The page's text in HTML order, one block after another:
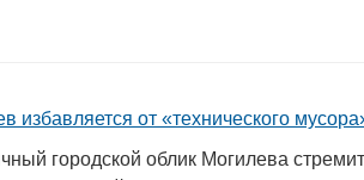
избавляется от «технического
городской облик Могилева